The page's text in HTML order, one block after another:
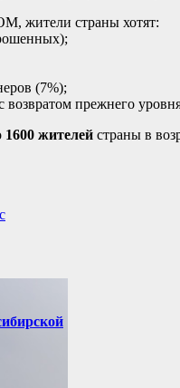
жители страны хотят:
(7%);
прежнего
1600 жителей страны в